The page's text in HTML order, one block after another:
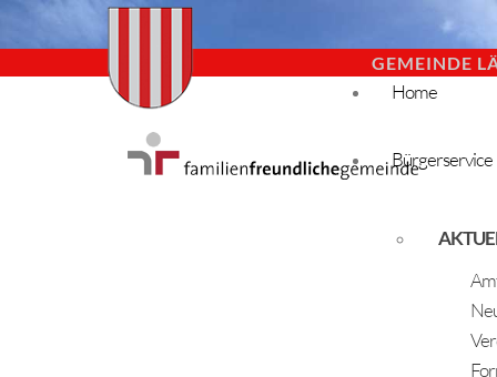
GEMEINDE
Home
Bürgerservice